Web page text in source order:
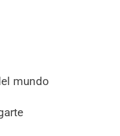
mundo